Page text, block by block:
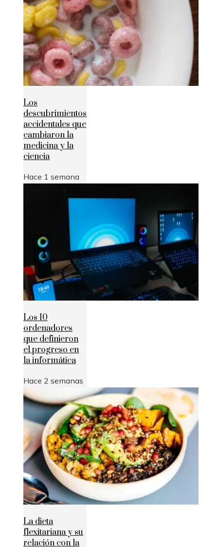
Los
descubrimientos
accidentales que
cambiaron la
medicina y la
ciencia
Hace 1 semana
Los 10
ordenadores
que definieron
el progreso en
la informática
Hace 2 semanas
La dieta
flexitariana y su
relación con la